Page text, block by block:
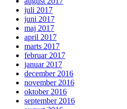
juli 2017
juni 2017
maj 2017
april 2017
marts 2017
februar 2017
januar 2017
december 2016
november 2016
oktober 2016
september 2016